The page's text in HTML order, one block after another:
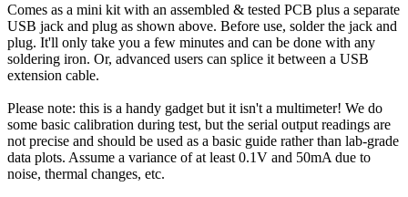
Comes as a mini kit with an assembled & tested PCB plus a separate
USB jack and plug as shown above. Before use, solder the jack and
plug. It'll only take you a few minutes and can be done with any
soldering iron. Or, advanced users can splice it between a USB
extension cable.
Please note: this is a handy gadget but it isn't a multimeter! We do
some basic calibration during test, but the serial output readings are
not precise and should be used as a basic guide rather than lab-grade
data plots. Assume a variance of at least 0.1V and 50mA due to
noise, thermal changes, etc.